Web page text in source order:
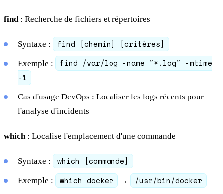
find: Recherche de fichiers et répertoires
Syntaxe : find [chemin] [critères]
Exemple :
find /var/log -name "*.log" -mtime
-1
Cas d'usage DevOps : Localiser les logs récents pour
l'analyse d'incidents
which: Localise l'emplacement d'une commande
Syntaxe : which [commande]
Exemple : which docker → /usr/bin/docker